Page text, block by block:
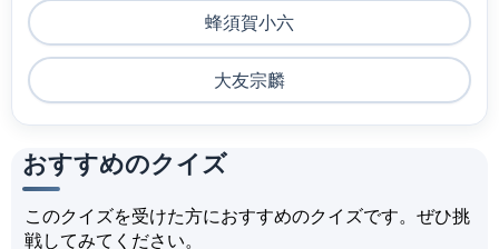
蜂須賀小六
大友宗麟
おすすめのクイズ
このクイズを受けた方におすすめのクイズです。ぜひ挑
戦してみてください。